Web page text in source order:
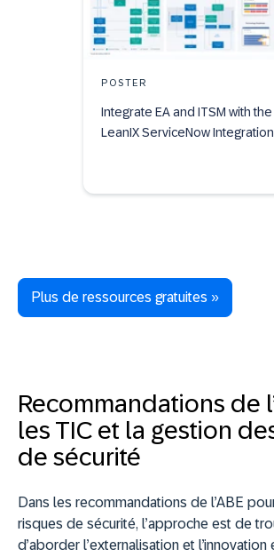
POSTER
Integrate EA and ITSM with the
LeanIX ServiceNow Integration
Plus de ressources gratuites »
Recommandations de
les TIC et la gestion
de sécurité
Dans les recommandations de l’ABE
risques de sécurité, l’approche est de
d’aborder l’externalisation et l’innovation